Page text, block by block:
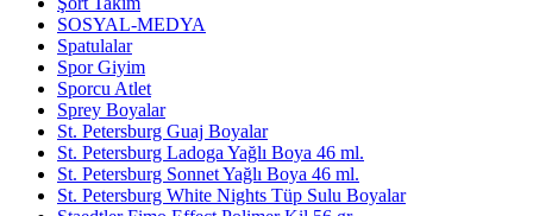
SOSYAL-MEDYA
Spatulalar
Spor Giyim
Sporcu Atlet
Sprey Boyalar
St. Petersburg Guaj Boyalar
St. Petersburg Ladoga Yağlı Boya 46 ml.
St. Petersburg Sonnet Yağlı Boya 46 ml.
St. Petersburg White Nights Tüp Sulu Boyalar